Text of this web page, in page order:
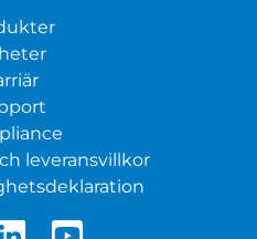
leveransvillkor